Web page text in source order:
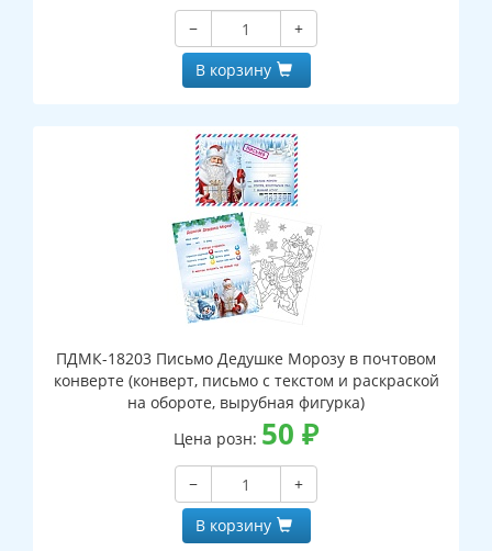
−
+
В корзину
ПДМК-18203 Письмо Дедушке Морозу в почтовом
конверте (конверт, письмо с текстом и раскраской
на обороте, вырубная фигурка)
Цена розн: 50 ₽
−
+
В корзину